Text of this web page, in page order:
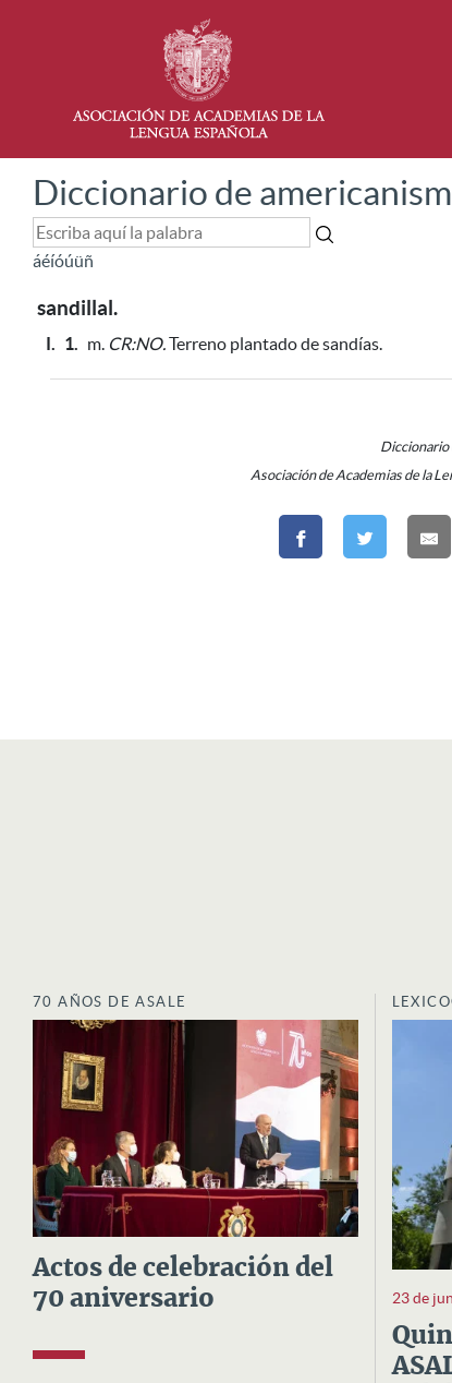
Diccionario de
áéíóúüñ
sandillal.
I. 1. m. CR:NO.Terreno plantado de sandías.
Diccionario
Asociación de Academias de la
70 AÑOS DE ASALE
Actos de celebración del
70 aniversario
23 de